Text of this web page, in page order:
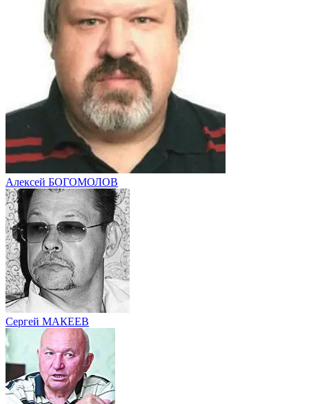
Алексей БОГОМОЛОВ
Сергей МАКЕЕВ